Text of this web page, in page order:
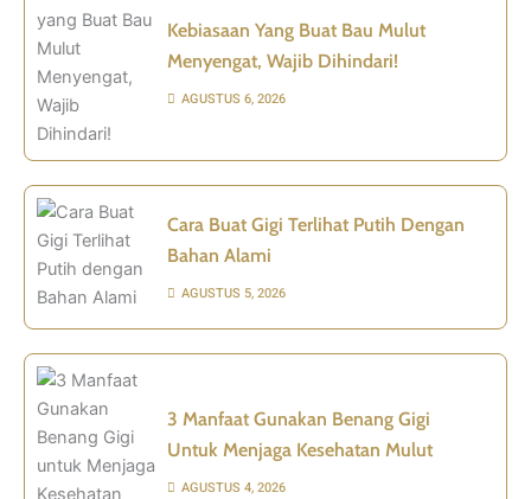
Kebiasaan Yang Buat Bau Mulut
Menyengat, Wajib Dihindari!
AGUSTUS 6, 2026
Cara Buat Gigi Terlihat Putih Dengan
Bahan Alami
AGUSTUS 5, 2026
3 Manfaat Gunakan Benang Gigi
Untuk Menjaga Kesehatan Mulut
AGUSTUS 4, 2026